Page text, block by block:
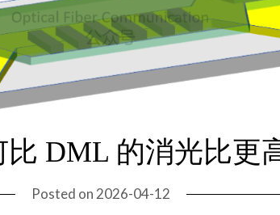
DML 的消光比更
Posted on 2026-04-12